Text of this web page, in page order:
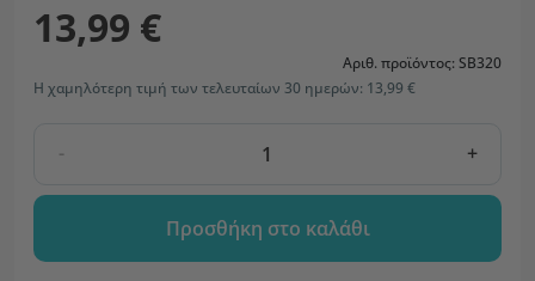
13,99 €
Αριθ. προϊόντος: SB320
Η χαμηλότερη τιμή των τελευταίων 30 ημερών: 13,99 €
- +
Προσθήκη στο καλάθι